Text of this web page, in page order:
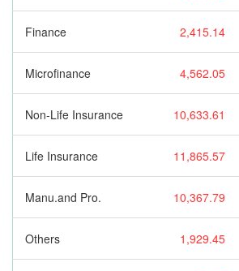
Finance 2,415.14
Microfinance 4,562.05
Non-Life Insurance 10,633.61
Life Insurance 11,865.57
Manu.and Pro. 10,367.79
Others 1,929.45